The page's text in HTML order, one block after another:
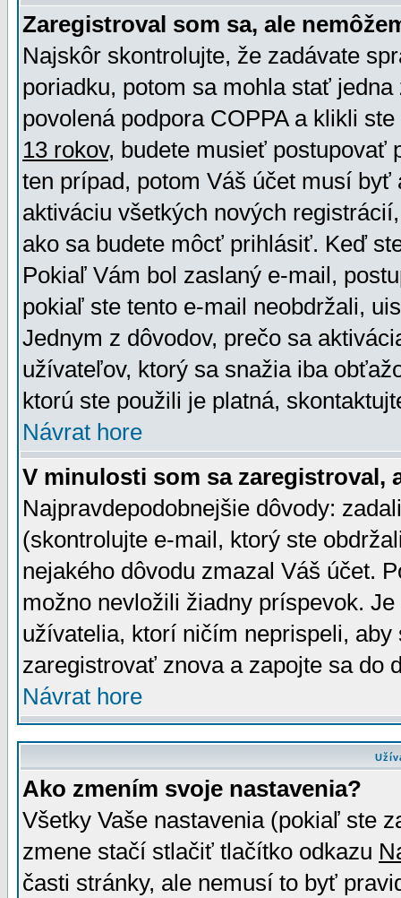
Zaregistroval som sa, ale
Najskôr skontrolujte, že zadávate
poriadku, potom sa mohla stať
povolená podpora COPPA a klikli
13 rokov, budete musieť postupovať
ten prípad, potom Váš účet musí
aktiváciu všetkých nových
ako sa budete môcť prihlásiť. Keď
Pokiaľ Vám bol zaslaný e-mail,
pokiaľ ste tento e-mail neobdržali,
Jednym z dôvodov, prečo sa
užívateľov, ktorý sa snažia iba
ktorú ste použili je platná,
Návrat hore
V minulosti som sa zaregistroval,
Najpravdepodobnejšie dôvody:
(skontrolujte e-mail, ktorý ste
nejakého dôvodu zmazal Váš účet.
možno nevložili žiadny príspevok.
užívatelia, ktorí ničím neprispeli,
zaregistrovať znova a zapojte sa do
Návrat hore
Ako zmením svoje nastavenia?
Všetky Vaše nastavenia (pokiaľ ste
zmene stačí stlačiť tlačítko odkazu
časti stránky, ale nemusí to byť